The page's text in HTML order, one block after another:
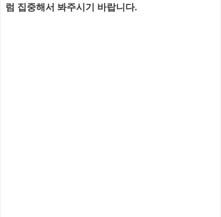
럼 집중해서 봐주시기 바랍니다.